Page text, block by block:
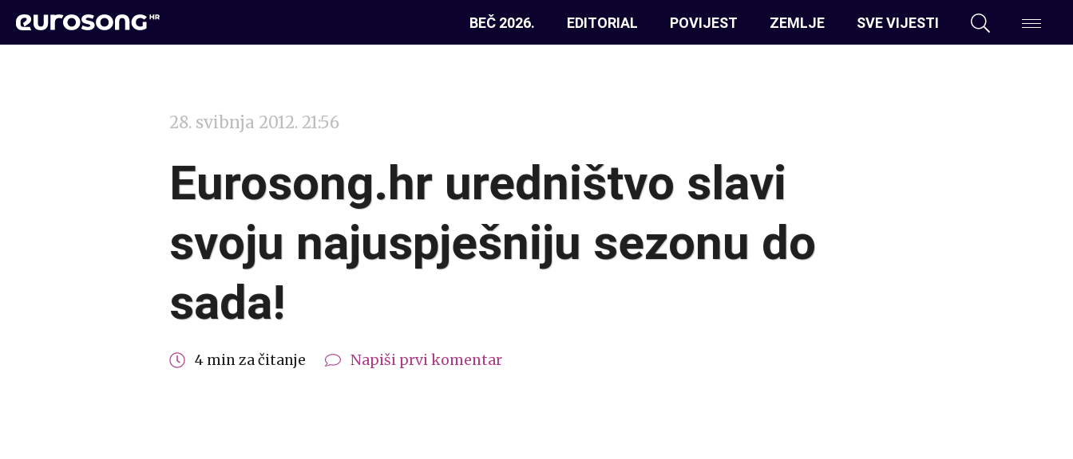
BEČ 2026. EDITORIAL POVIJEST ZEMLJE SVE VIJESTI
28. svibnja 2012. 21:56
Eurosong.hr uredništvo slavi
svoju najuspješniju sezonu do
sada!
4 min za čitanje Napiši prvi komentar